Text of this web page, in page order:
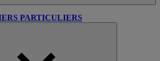
PARTICULIERS